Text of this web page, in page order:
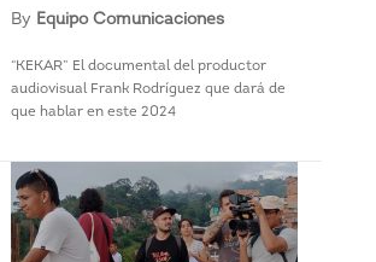
By Equipo Comunicaciones
“KEKAR” El documental del productor
audiovisual Frank Rodríguez que dará de
que hablar en este 2024